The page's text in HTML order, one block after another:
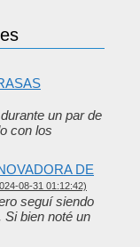
un par de
con los
DE
08-31 01:12:42)
seguí siendo
bien noté un